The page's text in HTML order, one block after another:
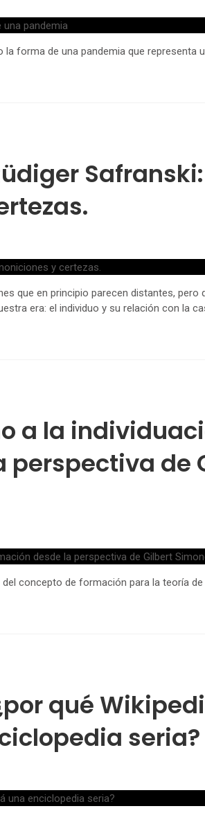
forma de una pandemia que representa
que en principio parecen distantes, pero
era: el individuo y su relación con la
a la
perspectiva de
concepto de formación para la teoría de
qué
seria?